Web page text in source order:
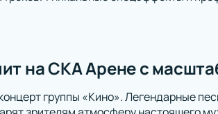
на СКА Арене с
группы «Кино». Легендарные